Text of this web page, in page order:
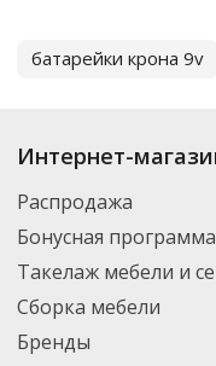
батарейки крона 9v
Интернет-
Распродажа
Бонусная программа
Такелаж мебели и
Сборка мебели
Бренды